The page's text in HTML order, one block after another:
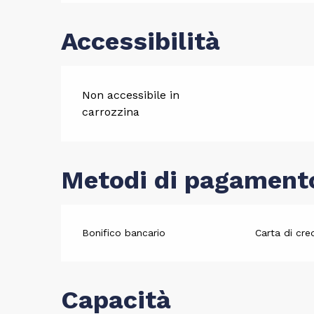
Accessibilità
Non accessibile in
carrozzina
Metodi di
Bonifico bancario Carta di
Capacità